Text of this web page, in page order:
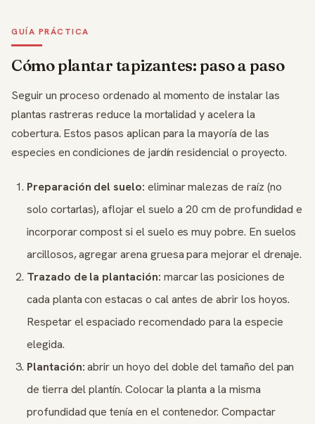
GUÍA PRÁCTICA
Cómo plantar tapizantes: paso a paso
Seguir un proceso ordenado al momento de instalar las
plantas rastreras reduce la mortalidad y acelera la
cobertura. Estos pasos aplican para la mayoría de las
especies en condiciones de jardín residencial o proyecto.
Preparación del suelo: eliminar malezas de raíz (no
solo cortarlas), aflojar el suelo a 20 cm de profundidad e
incorporar compost si el suelo es muy pobre. En suelos
arcillosos, agregar arena gruesa para mejorar el drenaje.
Trazado de la plantación: marcar las posiciones de
cada planta con estacas o cal antes de abrir los hoyos.
Respetar el espaciado recomendado para la especie
elegida.
Plantación:abrir un hoyo del doble del tamaño del pan
de tierra del plantín. Colocar la planta a la misma
profundidad que tenía en el contenedor. Compactar